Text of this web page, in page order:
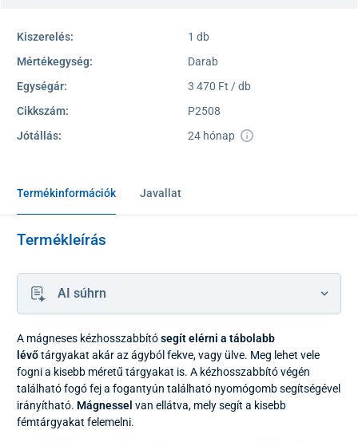
Kiszerelés:
1 db
Mértékegység:
Darab
Egységár:
3 470 Ft / db
Cikkszám:
P2508
Jótállás:
24 hónap
Termékinformációk Javallat
Termékleírás
AI súhrn
A mágneses kézhosszabbítósegít elérni a tábolabb
lévőtárgyakat akár az ágyból fekve, vagy ülve. Meg lehet vele
fogni a kisebb méretű tárgyakat is. A kézhosszabbító végén
található fogó fej a fogantyún található nyomógomb segítségével
irányítható. Mágnessel van ellátva, mely segít a kisebb
fémtárgyakat felemelni.